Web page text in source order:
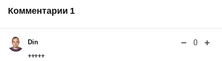
Комментарии 1
Din 0
+++++